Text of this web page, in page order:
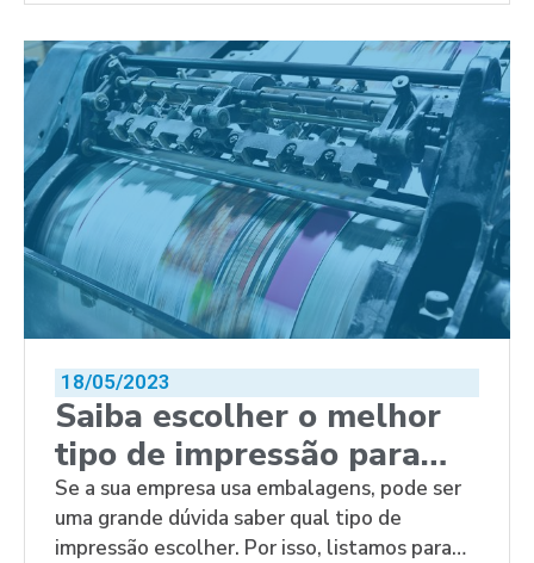
18/05/2023
Saiba escolher o melhor
tipo de impressão para
embalagens
Se a sua empresa usa embalagens, pode ser
uma grande dúvida saber qual tipo de
impressão escolher. Por isso, listamos para